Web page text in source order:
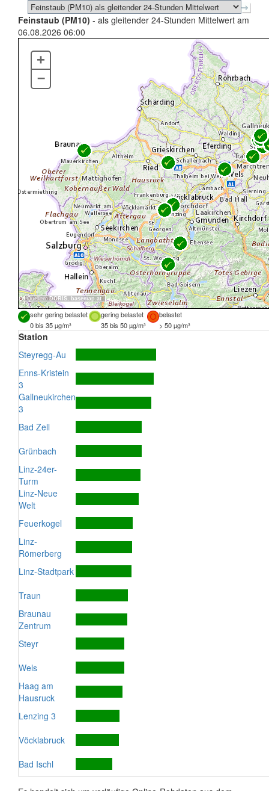
Feinstaub (PM10) - als gleitender 24-Stunden Mittelwert am
06.08.2026 06:00
Quellen:DORIS, basemap.at
+
–
sehr gering belastet gering belastet
belastet
0 bis 35 µg/m³
35 bis 50 µg/m³ > 50 µg/m³
Station
Steyregg-Au
Enns-Kristein
3
Gallneukirchen
3
Bad Zell
Grünbach
Linz-24er-
Turm
Linz-Neue
Welt
Feuerkogel
Linz-
Römerberg
Linz-Stadtpark
Traun
Braunau
Zentrum
Steyr
Wels
Haag am
Hausruck
Lenzing 3
Vöcklabruck
Bad Ischl